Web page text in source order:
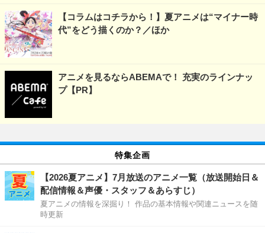
【コラムはコチラから！】夏アニメは“マイナー時
代”をどう描くのか？／ほか
アニメを見るならABEMAで！ 充実のラインナッ
プ【PR】
特集企画
【2026夏アニメ】7月放送のアニメ一覧（放送開始日＆
配信情報＆声優・スタッフ＆あらすじ）
夏アニメの情報を深掘り！ 作品の基本情報や関連ニュースを随
時更新